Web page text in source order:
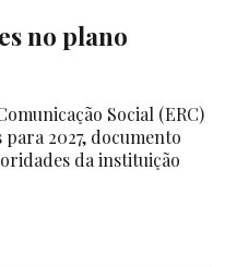
no plano
Social (ERC)
2027, documento
da instituição